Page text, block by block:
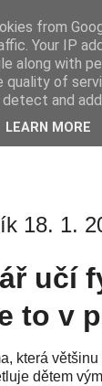
18. 1.
učí
to v
která
dětem
from
Your IP
along with
quality of
and
LEARN MORE